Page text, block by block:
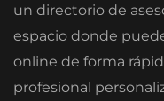
un directorio de
espacio donde
online de forma
profesional